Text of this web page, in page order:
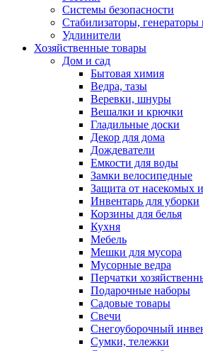
Системы безопасности
Стабилизаторы, генераторы
Удлинители
Хозяйственные товары
Дом и сад
Бытовая химия
Ведра, тазы
Веревки, шнуры
Вешалки и крючки
Гладильные доски
Декор для дома
Дождеватели
Емкости для воды
Замки велосипедные
Защита от насекомых
Инвентарь для уборки
Корзины для белья
Кухня
Мебель
Мешки для мусора
Мусорные ведра
Перчатки
Подарочные наборы
Садовые товары
Свечи
Снегоуборочный
Сумки, тележки